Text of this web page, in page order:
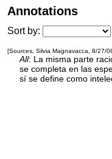
Annotations
Sort by:
[Sources, Silvia Magnavacca, 8/27/
All: La misma parte
se completa en las
sí se define como